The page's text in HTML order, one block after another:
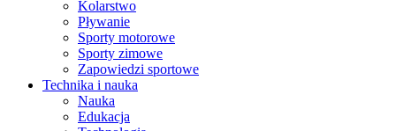
Kolarstwo
Pływanie
Sporty motorowe
Sporty zimowe
Zapowiedzi sportowe
Technika i nauka
Nauka
Edukacja